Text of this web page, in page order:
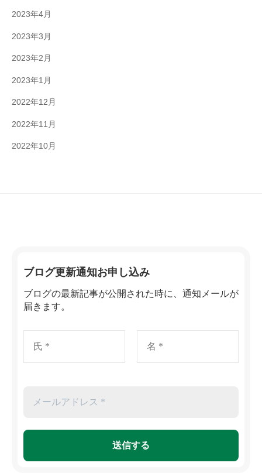
2023年4月
2023年3月
2023年2月
2023年1月
2022年12月
2022年11月
2022年10月
ブログ更新通知お申し込み
ブログの最新記事が公開された時に、通知メールが
届きます。